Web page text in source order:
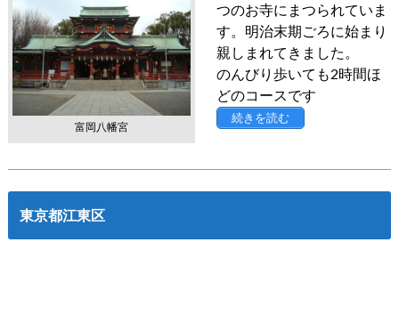
富岡八幡宮
つのお寺にまつられていま
す。明治末期ごろに始まり
親しまれてきました。
のんびり歩いても2時間ほ
どのコースです
続きを読む
東京都江東区